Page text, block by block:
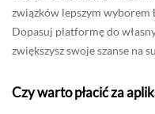
związków lepszym wyborem
Dopasuj platformę do
zwiększysz swoje szanse na
Czy warto płacić za